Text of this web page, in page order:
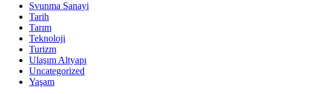
Svunma Sanayi
Tarih
Tarım
Teknoloji
Turizm
Ulaşım Altyapı
Uncategorized
Yaşam